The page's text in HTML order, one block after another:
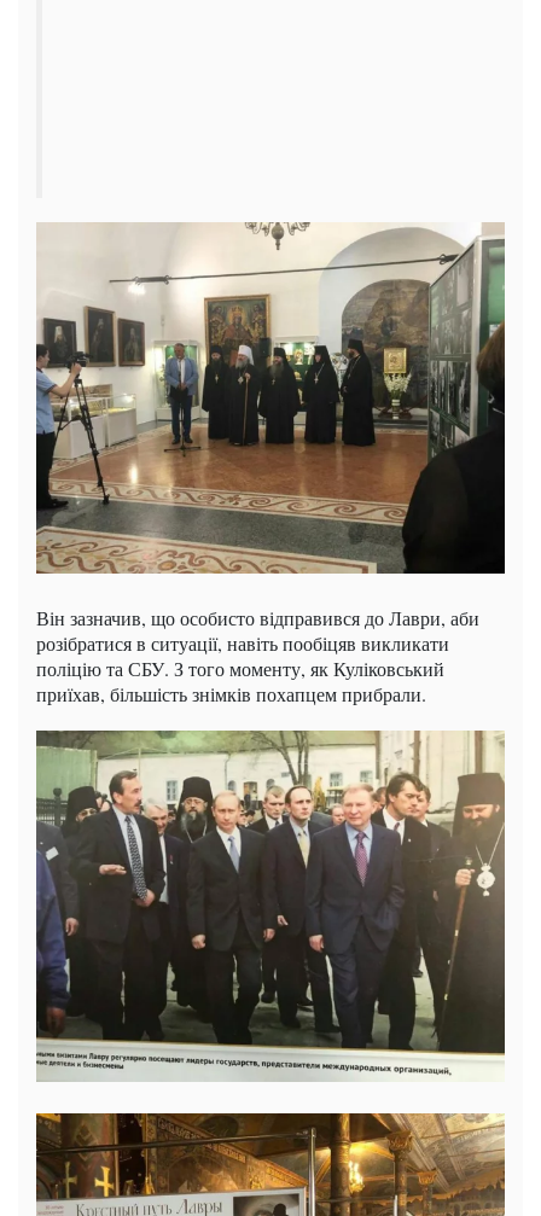
Він зазначив, що особисто відправився до Лаври, аби
розібратися в ситуації, навіть пообіцяв викликати
поліцію та СБУ. З того моменту, як Куліковський
приїхав, більшість знімків похапцем прибрали.